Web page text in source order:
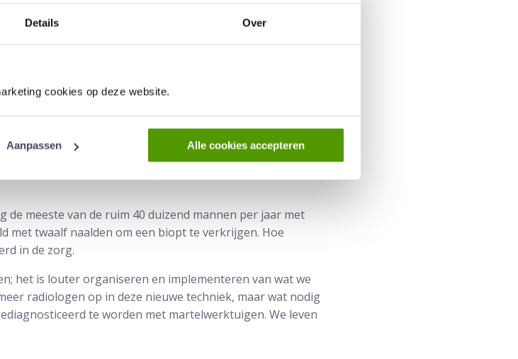
Details Over
cookies op deze website.
Aanpassen Alle cookies accepteren
was in 2012 al onder de indruk van zijn techniek om
geen ervaring met hoe de diagnose rond prostaatkanker
twaalf naalden, die ze via je anus in de prostaat steken.
voorkwam. En dat beaamde hij; “Wanneer je bij
of er een tumor zit en waar. Daarna heb je nog maar één
voor verder onderzoek.” Dat klonk als goed nieuws
de meeste van de ruim 40 duizend mannen per jaar met
met twaalf naalden om een biopt te verkrijgen. Hoe
in de zorg.
het is louter organiseren en implementeren van wat we
radiologen op in deze nieuwe techniek, maar wat nodig
te worden met martelwerktuigen. We leven